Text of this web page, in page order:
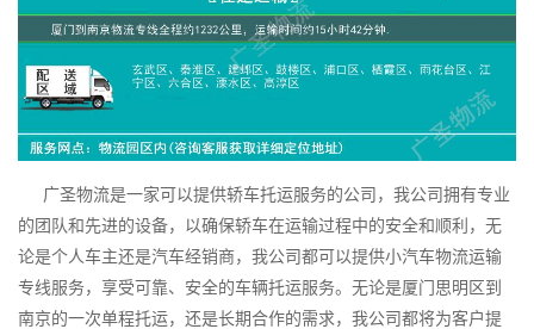
广圣物流是一家可以提供轿车托运服务的公司，我公司拥有专业
的团队和先进的设备，以确保轿车在运输过程中的安全和顺利，无
论是个人车主还是汽车经销商，我公司都可以提供小汽车物流运输
专线服务，享受可靠、安全的车辆托运服务。无论是厦门思明区到
南京的一次单程托运，还是长期合作的需求，我公司都将为客户提